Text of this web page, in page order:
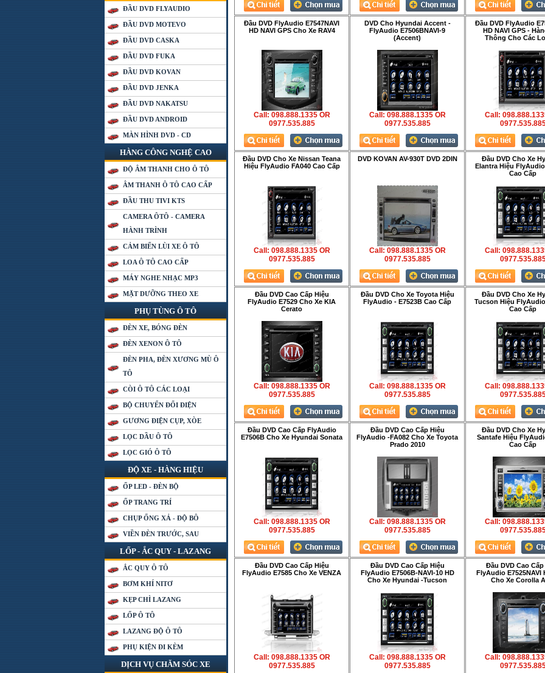
ĐẦU DVD FLYAUDIO
ĐẦU DVD MOTEVO
ĐẦU DVD CASKA
ĐẦU DVD FUKA
ĐẦU DVD KOVAN
ĐẦU DVD JENKA
ĐẦU DVD NAKATSU
ĐẦU DVD ANDROID
MÀN HÌNH DVD - CD
HÀNG CÔNG NGHỆ CAO
ĐỘ ÂM THANH CHO Ô TÔ
ÂM THANH Ô TÔ CAO CẤP
ĐẦU THU TIVI KTS
CAMERA ÔTÔ - CAMERA
HÀNH TRÌNH
CẢM BIẾN LÙI XE Ô TÔ
LOA Ô TÔ CAO CẤP
MÁY NGHE NHẠC MP3
MẶT DƯỠNG THEO XE
PHỤ TÙNG Ô TÔ
ĐÈN XE, BÓNG ĐÈN
ĐÈN XENON Ô TÔ
ĐÈN PHA, ĐÈN XƯƠNG MÙ Ô
TÔ
CÒI Ô TÔ CÁC LOẠI
BỘ CHUYỂN ĐỔI ĐIỆN
GƯƠNG ĐIỆN CỤP, XÒE
LỌC DẦU Ô TÔ
LỌC GIÓ Ô TÔ
ĐỘ XE - HÀNG HIỆU
ỐP LED - ĐÈN BỘ
ỐP TRANG TRÍ
CHỤP ỐNG XẢ - ĐỘ BÔ
VIỀN ĐÈN TRƯỚC, SAU
LỐP - ẮC QUY - LAZANG
ẮC QUY Ô TÔ
BƠM KHÍ NITƠ
KẸP CHÌ LAZANG
LỐP Ô TÔ
LAZANG ĐỘ Ô TÔ
PHỤ KIỆN ĐI KÈM
DỊCH VỤ CHĂM SÓC XE
Đầu DVD FlyAudio E7547NAVI
HD NAVI GPS Cho Xe RAV4
Call: 098.888.1335 OR
0977.535.885
DVD Cho Hyundai Accent -
FlyAudio E7506BNAVI-9
(Accent)
Call: 098.888.1335 OR
0977.535.885
Đầu DVD FlyAudio
HD NAVI GPS -
Thông Cho Các
Call:
Đầu DVD Cho Xe Nissan Teana
Hiệu FlyAudio FA040 Cao Cấp
Call: 098.888.1335 OR
0977.535.885
DVD KOVAN AV-930T DVD 2DIN
Call: 098.888.1335 OR
0977.535.885
Đầu DVD Cho Xe
Elantra Hiệu FlyAudio
Cao Cấp
Call:
Đầu DVD Cao Cấp Hiệu
FlyAudio E7529 Cho Xe KIA
Cerato
Call: 098.888.1335 OR
0977.535.885
Đầu DVD Cho Xe Toyota Hiệu
FlyAudio - E7523B Cao Cấp
Call: 098.888.1335 OR
0977.535.885
Đầu DVD Cho Xe
Tucson Hiệu
Cao Cấp
Call:
Đầu DVD Cao Cấp FlyAudio
E7506B Cho Xe Hyundai Sonata
Call: 098.888.1335 OR
0977.535.885
Đầu DVD Cao Cấp Hiệu
FlyAudio -FA082 Cho Xe Toyota
Prado 2010
Call: 098.888.1335 OR
0977.535.885
Đầu DVD Cho Xe
Santafe Hiệu
Cao Cấp
Call:
Đầu DVD Cao Cấp Hiệu
FlyAudio E7585 Cho Xe VENZA
Call: 098.888.1335 OR
0977.535.885
Đầu DVD Cao Cấp Hiệu
FlyAudio E7506B-NAVI-10 HD
Cho Xe Hyundai -Tucson
Call: 098.888.1335 OR
0977.535.885
Đầu DVD Cao Cấp
FlyAudio E7525NAVI
Cho Xe Corolla
Call: